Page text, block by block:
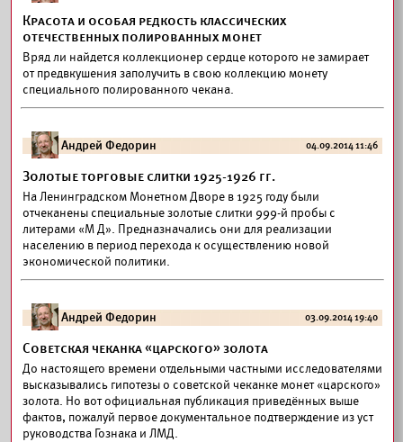
Красота и особая редкость классических
отечественных полированных монет
Вряд ли найдется коллекционер сердце которого не замирает
от предвкушения заполучить в свою коллекцию монету
специального полированного чекана.
Андрей Федорин 04.09.2014 11:46
Золотые торговые слитки 1925-1926 гг.
На Ленинградском Монетном Дворе в 1925 году были
отчеканены специальные золотые слитки 999-й пробы с
литерами «М Д». Предназначались они для реализации
населению в период перехода к осуществлению новой
экономической политики.
Андрей Федорин 03.09.2014 19:40
Советская чеканка «царского» золота
До настоящего времени отдельными частными исследователями
высказывались гипотезы о советской чеканке монет «царского»
золота. Но вот официальная публикация приведённых выше
фактов, пожалуй первое документальное подтверждение из уст
руководства Гознака и ЛМД.